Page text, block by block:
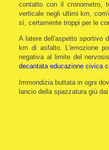
contatto con il cronometro,
verticale negli ultimi km,
sì, certamente troppi per le
A latere dell'aspetto sportivo
km di asfalto. L'emozione
negativa al limite del
decantata educazione civica
Immondizia buttata in ogni
lancio della spazzatura giù dai